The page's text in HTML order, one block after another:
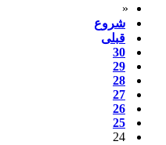
«
شروع
قبلی
30
29
28
27
26
25
24